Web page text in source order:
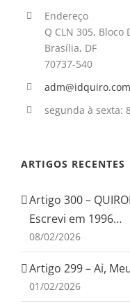
Endereço
Q CLN 305, Bloco
Brasília, DF
70737-540
adm@idquiro.com
segunda à sexta:
ARTIGOS RECENTES
Artigo 300 –
Escrevi em 1996…
08/02/2026
Artigo 299 – Ai,
01/02/2026